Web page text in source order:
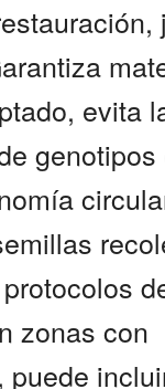
evita
zonas con
puede